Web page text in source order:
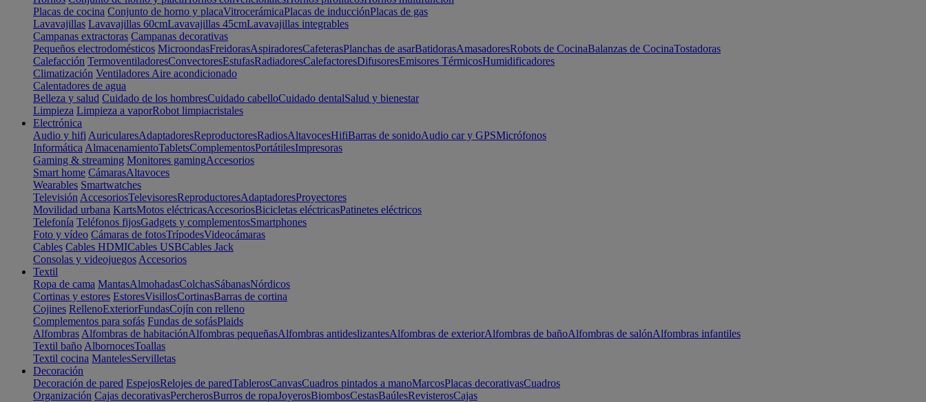
Placas de cocina Conjunto de horno y placaVitrocerámicaPlacas de inducciónPlacas de gas
Lavavajillas Lavavajillas 60cmLavavajillas 45cmLavavajillas integrables
Campanas extractoras Campanas decorativas
Pequeños electrodomésticos MicroondasFreidorasAspiradoresCafeterasPlanchas de asarBatidorasAmasadoresRobots de CocinaBalanzas de CocinaTostadoras
Calefacción TermoventiladoresConvectoresEstufasRadiadoresCalefactoresDifusoresEmisores TérmicosHumidificadores
Climatización Ventiladores Aire acondicionado
Calentadores de agua
Belleza y salud Cuidado de los hombresCuidado cabelloCuidado dentalSalud y bienestar
Limpieza Limpieza a vaporRobot limpiacristales
Electrónica
Audio y hifi AuricularesAdaptadoresReproductoresRadiosAltavocesHifiBarras de sonidoAudio car y GPSMicrófonos
Informática AlmacenamientoTabletsComplementosPortátilesImpresoras
Gaming & streaming Monitores gamingAccesorios
Smart home CámarasAltavoces
Wearables Smartwatches
Televisión AccesoriosTelevisoresReproductoresAdaptadoresProyectores
Movilidad urbana KartsMotos eléctricasAccesoriosBicicletas eléctricasPatinetes eléctricos
Telefonía Teléfonos fijosGadgets y complementosSmartphones
Foto y vídeo Cámaras de fotosTrípodesVideocámaras
Cables Cables HDMICables USBCables Jack
Consolas y videojuegos Accesorios
Textil
Ropa de cama MantasAlmohadasColchasSábanasNórdicos
Cortinas y estores EstoresVisillosCortinasBarras de cortina
Cojines RellenoExteriorFundasCojín con relleno
Complementos para sofás Fundas de sofásPlaids
Alfombras Alfombras de habitaciónAlfombras pequeñasAlfombras antideslizantesAlfombras de exteriorAlfombras de bañoAlfombras de salónAlfombras infantiles
Textil baño AlbornocesToallas
Textil cocina MantelesServilletas
Decoración
Decoración de pared EspejosRelojes de paredTablerosCanvasCuadros pintados a manoMarcosPlacas decorativasCuadros
Organización Cajas decorativasPercherosBurros de ropaJoyerosBiombosCestasBaúlesRevisterosCajas